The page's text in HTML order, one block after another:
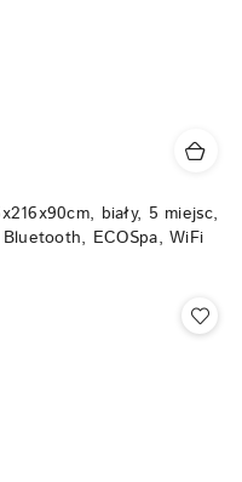
biały, 5 miejsc,
ECOSpa, WiFi